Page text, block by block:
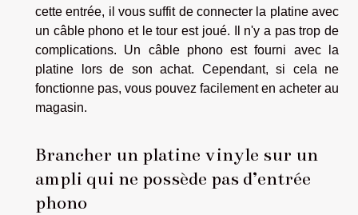
cette entrée, il vous suffit de connecter la platine avec
un câble phono et le tour est joué. Il n'y a pas trop de
complications. Un câble phono est fourni avec la
platine lors de son achat. Cependant, si cela ne
fonctionne pas, vous pouvez facilement en acheter au
magasin.
Brancher un platine vinyle sur un
ampli qui ne possède pas d’entrée
phono